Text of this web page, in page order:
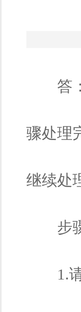
答
骤处理
继续处
步骤
1.请